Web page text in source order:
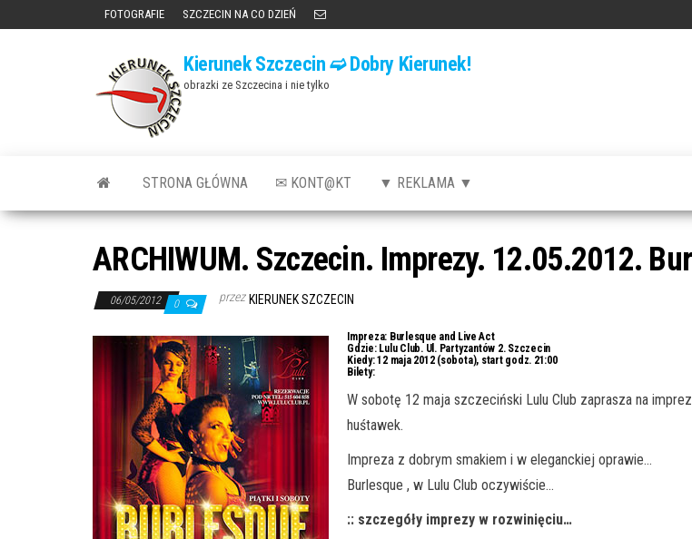
FOTOGRAFIE SZCZECIN NA CO DZIEŃ
Kierunek Szczecin ➫ Dobry Kierunek!
obrazki ze Szczecina i nie tylko
STRONA GŁÓWNA ✉ KONT@KT ▼ REKLAMA ▼
ARCHIWUM. Szczecin. Imprezy. 12.05.2012.
06/05/2012 0 przez KIERUNEK SZCZECIN
Impreza: Burlesque and Live Act
Gdzie:Lulu Club. Ul. Partyzantów 2. Szczecin
Kiedy:12 maja 2012 (sobota), start godz. 21:00
Bilety:
W sobotę 12 maja szczeciński Lulu Club zaprasza na
huśtawek.
Impreza z dobrym smakiem i w eleganckiej oprawie…
Burlesque , w Lulu Club oczywiście…
:: szczegóły imprezy w rozwinięciu…